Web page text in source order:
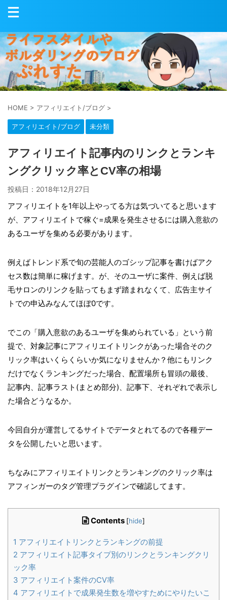
HOME > アフィリエイト/ブログ >
アフィリエイト/ブログ 未分類
アフィリエイト記事内のリンクとランキ
ングクリック率とCV率の相場
投稿日： 2018年12月27日
アフィリエイトを1年以上やってる方は気づいてると思います
が、アフィリエイトで稼ぐ=成果を発生させるには購入意欲の
あるユーザを集める必要があります。
例えばトレンド系で旬の芸能人のゴシップ記事を書けばアク
セス数は簡単に稼げます。が、そのユーザに案件、例えば脱
毛サロンのリンクを貼ってもまず踏まれなくて、広告主サイ
トでの申込みなんてほぼ0です。
でこの「購入意欲のあるユーザを集められている」という前
提で、対象記事にアフィリエイトリンクがあった場合そのク
リック率はいくらくらいか気になりませんか？他にもリンク
だけでなくランキングだった場合、配置場所も冒頭の最後、
記事内、記事ラスト(まとめ部分)、記事下、それぞれで表示し
た場合どうなるか。
今回自分が運営してるサイトでデータとれてるので各種デー
タを公開したいと思います。
ちなみにアフィリエイトリンクとランキングのクリック率は
アフィンガーのタグ管理プラグインで確認してます。
Contents [hide]
1 アフィリエイトリンクとランキングの前提
2 アフィリエイト記事タイプ別のリンクとランキングクリ
ック率
3 アフィリエイト案件のCV率
4 アフィリエイトで成果発生数を増やすためにやりたいこ